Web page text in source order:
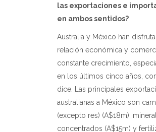
las exportaciones e
en ambos sentidos?
Australia y México han
relación económica y
constante crecimiento,
en los últimos cinco años,
dice. Las principales
australianas a México son
(excepto res) (A$18m),
concentrados (A$15m) y